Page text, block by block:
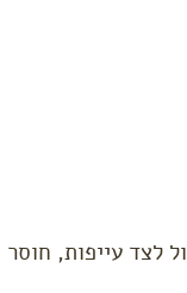
לצד עייפות, חוסר